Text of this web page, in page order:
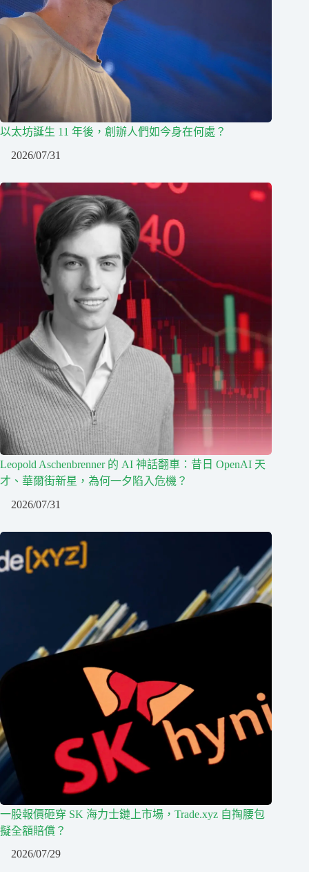
以太坊誕生 11 年後，創辦人們如今身在何處？
2026/07/31
Leopold Aschenbrenner 的 AI 神話翻車：昔日 OpenAI 天
才、華爾街新星，為何一夕陷入危機？
2026/07/31
一股報價砸穿 SK 海力士鏈上市場，Trade.xyz 自掏腰包
擬全額賠償？
2026/07/29